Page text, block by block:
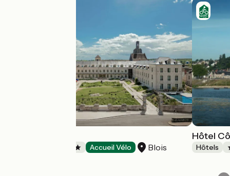
Accueil Vélo Blois
Hôtel
Hôtels